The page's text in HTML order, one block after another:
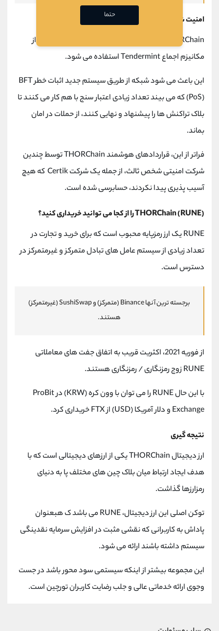
امنیت شبکه THORChain چگونه است؟
THORChain با استفاده از Cosmos SDK ساخته شده و از
مکانیزم اجماع Tendermint استفاده می شود.
این باعث می شود شبکه از طریق سیستم جدید اثبات خطر BFT
(PoS) که می بیند تعداد زیادی اعتبار سنج با هم کار می کنند تا
بلاک تراکنش ها را پیشنهاد و نهایی کنند، از حملات در امان
بماند.
فراتر از این، قراردادهای هوشمند THORChain توسط چندین
شرکت امنیتی شخص ثالث، از جمله یک شرکت Certik که هیچ
آسیب پذیری پیدا نکردند، حسابرسی شده است.
THORChain (RUNE) را از کجا می توانید خریداری کنید؟
RUNE یک ارز رمزپایه محبوب است که برای خرید و تجارت در
تعداد زیادی از سیستم عامل های تبادل متمرکز و غیرمتمرکز در
دسترس است.
برجسته ترین آنها Binance (متمرکز) و SushiSwap (غیرمتمرکز)
هستند.
از فوریه 2021، اکثریت قریب به اتفاق جفت های معاملاتی
RUNE زوج رمزنگاری / رمزنگاری هستند.
با این حال RUNE را می توان با وون کره (KRW) در ProBit
Exchange و دلار آمریکا (USD) از FTX خریداری کرد.
نتیجه گیری
ارز دیجیتال THORChain یکی از ارزهای دیجیتالی است که با
هدف ایجاد ارتباط میان بلاک چین های مختلف پا به دنیای
رمزارزها گذاشت.
توکن اصلی این ارز دیجیتال، RUNE می باشد ک هبعنوان
پاداش به کاربرانی که نقشی مثبت در افزایش سرمایه نقدینگی
سیستم داشته باشند ارائه می شود.
این مجموعه بیشتر از اینکه سیستمی سود محور باشد در جست
وجوی ارائه خدماتی عالی و جلب رضایت کاربران تورچین است.
حتما